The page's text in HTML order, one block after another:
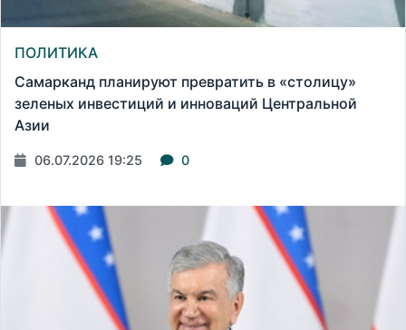
ПОЛИТИКА
Самарканд планируют превратить в «столицу»
зеленых инвестиций и инноваций Центральной
Азии
06.07.2026 19:25 0